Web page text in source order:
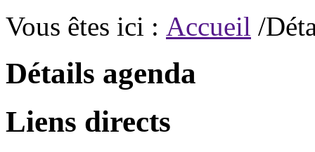
Vous êtes ici : Accueil /
Détails agenda
Liens directs